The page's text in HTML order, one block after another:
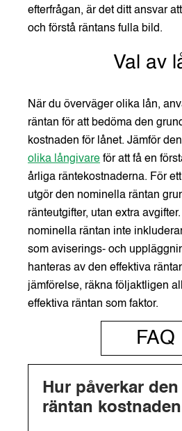
efterfrågan, är det ditt ansvar
och förstå räntans fulla bild.
Val av
När du överväger olika lån,
räntan för att bedöma den
kostnaden för lånet. Jämför
olika långivare för att få en
årliga räntekostnaderna. För ett
utgör den nominella räntan
ränteutgifter, utan extra
nominella räntan inte
som aviserings- och
hanteras av den effektiva
jämförelse, räkna följaktligen
effektiva räntan som faktor.
FAQ
Hur påverkar
räntan